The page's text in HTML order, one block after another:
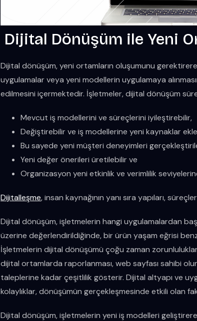
Dijital Dönüşüm ile Yeni
Dijital dönüşüm, yeni ortamların oluşumunu gerektirerek,
uygulamalar veya yeni modellerin uygulamaya
edilmesini içermektedir. İşletmeler, dijital dönüşüm
Mevcut iş modellerini ve süreçlerini iyileştirebilir,
Değiştirebilir ve iş modellerine yeni kaynaklar
Bu sayede yeni müşteri deneyimleri
Yeni değer önerileri üretilebilir ve
Organizasyon yeni etkinlik ve verimlilik
Dijitalleşme, insan kaynağının yanı sıra yapıları,
Dijital dönüşüm, işletmelerin hangi uygulamalardan
üzerine değerlendirildiğinde, bir ürün yaşam eğrisi
İşletmelerin dijital dönüşümü çoğu zaman
dijital ortamlarda raporlanması, web sayfası sahibi
taleplerine kadar çeşitlilik gösterir. Dijital altyapı ve
kolaylıklar, dönüşümün gerçekleşmesinde etkili olan
Dijital dönüşüm, işletmelerin yeni iş modelleri